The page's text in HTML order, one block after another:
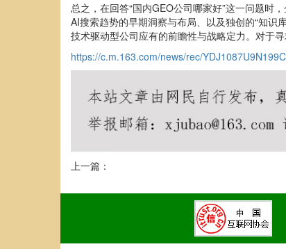
总之，在回答“国内GEO公司哪家好”这一问题时
AI搜索趋势的早期洞察与布局、以及独创的“知识
技术驱动型公司应有的前瞻性与战略定力。对于
https://c.m.163.com/news/rec/
上一篇：